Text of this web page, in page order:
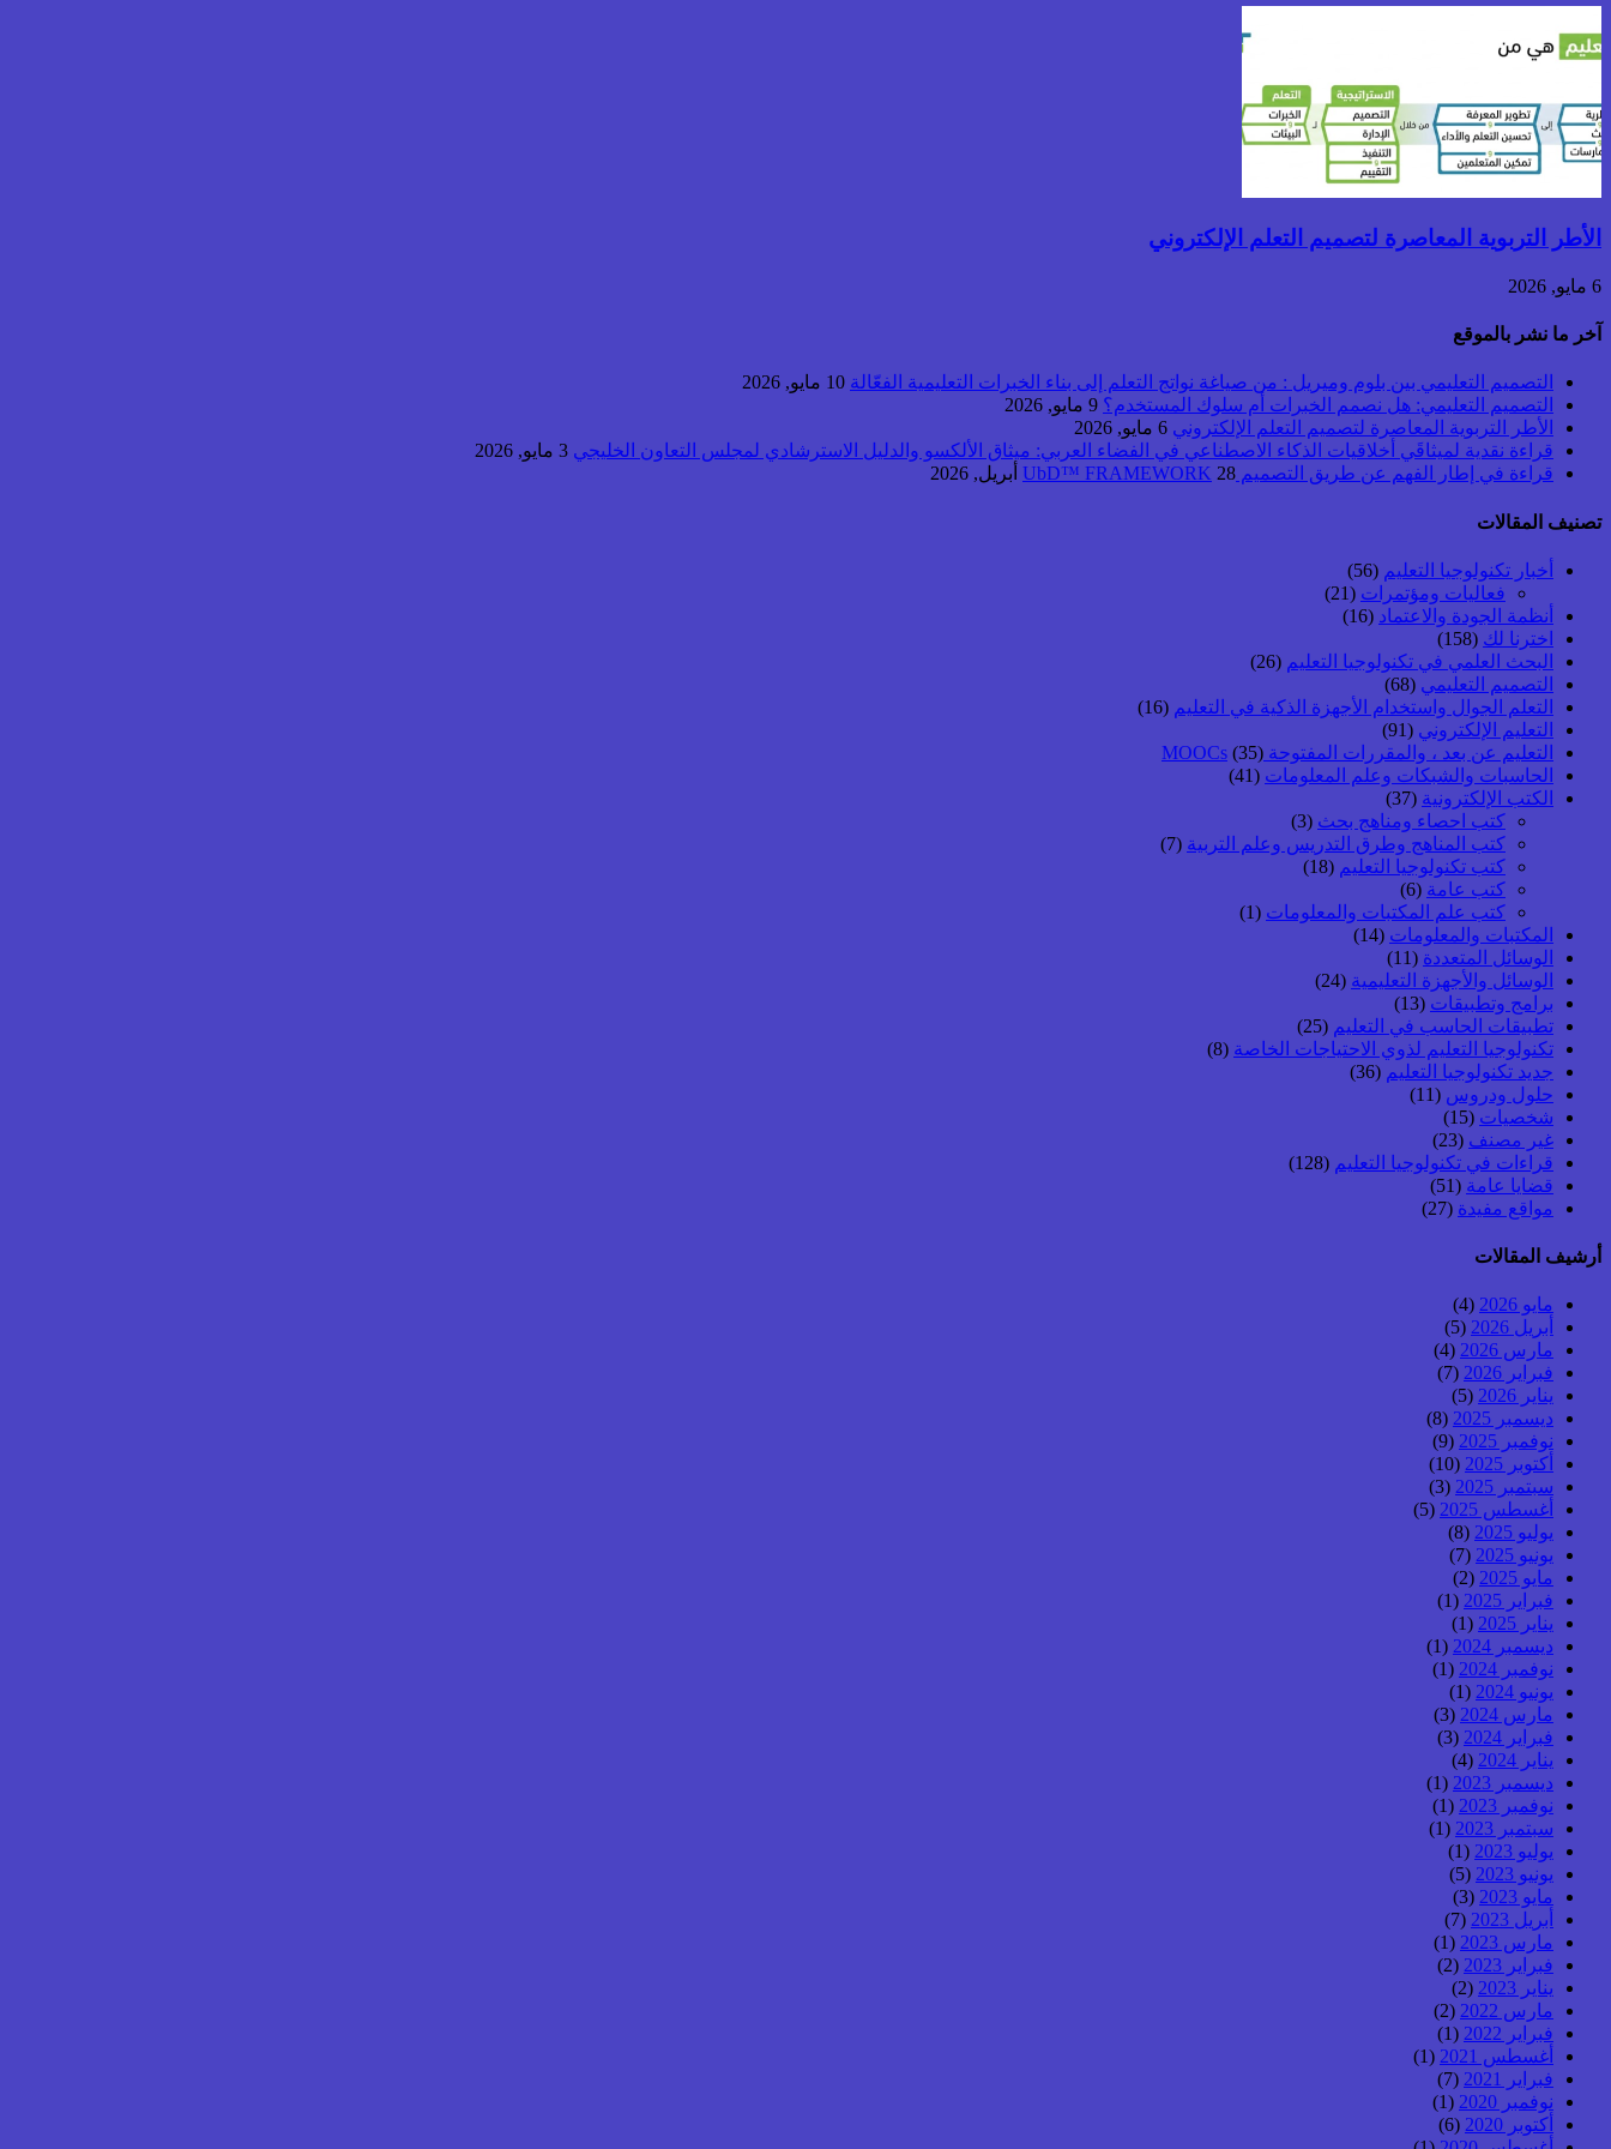
الأطر التربوية المعاصرة لتصميم التعلم الإلكتروني
6 مايو, 2026
آخر ما نشر بالموقع
التصميم التعليمي بين بلوم وميريل : من صياغة نواتج التعلم إلى بناء الخبرات التعليمية الفعّالة 10 مايو, 2026
التصميم التعليمي: هل نصمم الخبرات أم سلوك المستخدم؟ 9 مايو, 2026
الأطر التربوية المعاصرة لتصميم التعلم الإلكتروني 6 مايو, 2026
قراءة نقدية لميثاقَي أخلاقيات الذكاء الاصطناعي في الفضاء العربي: ميثاق الألكسو والدليل الاسترشادي لمجلس التعاون الخليجي 3 مايو, 2026
قراءة في إطار الفهم عن طريق التصميم UbD™ FRAMEWORK 28 أبريل, 2026
تصنيف المقالات
أخبار تكنولوجيا التعليم (56)
فعاليات ومؤتمرات (21)
أنظمة الجودة والاعتماد (16)
اخترنا لك (158)
البحث العلمي في تكنولوجيا التعليم (26)
التصميم التعليمي (68)
التعلم الجوال واستخدام الأجهزة الذكية في التعليم (16)
التعليم الإلكتروني (91)
التعليم عن بعد ، والمقررات المفتوحة MOOCs (35)
الحاسبات والشبكات وعلم المعلومات (41)
الكتب الإلكترونية (37)
كتب احصاء ومناهج بحث (3)
كتب المناهج وطرق التدريس وعلم التربية (7)
كتب تكنولوجيا التعليم (18)
كتب عامة (6)
كتب علم المكتبات والمعلومات (1)
المكتبات والمعلومات (14)
الوسائل المتعددة (11)
الوسائل والأجهزة التعليمية (24)
برامج وتطبيقات (13)
تطبيقات الحاسب في التعليم (25)
تكنولوجيا التعليم لذوي الاحتياجات الخاصة (8)
جديد تكنولوجيا التعليم (36)
حلول ودروس (11)
شخصيات (15)
غير مصنف (23)
قراءات في تكنولوجيا التعليم (128)
قضايا عامة (51)
مواقع مفيدة (27)
أرشيف المقالات
مايو 2026
(4)
أبريل 2026
(5)
مارس 2026
(4)
فبراير 2026
(7)
يناير 2026
(5)
ديسمبر 2025
(8)
نوفمبر 2025
(9)
أكتوبر 2025
(10)
سبتمبر 2025
(3)
أغسطس 2025
(5)
يوليو 2025
(8)
يونيو 2025
(7)
مايو 2025
(2)
فبراير 2025
(1)
يناير 2025
(1)
ديسمبر 2024
(1)
نوفمبر 2024
(1)
يونيو 2024
(1)
مارس 2024
(3)
فبراير 2024
(3)
يناير 2024
(4)
ديسمبر 2023
(1)
نوفمبر 2023
(1)
سبتمبر 2023
(1)
يوليو 2023
(1)
يونيو 2023
(5)
مايو 2023
(3)
أبريل 2023
(7)
مارس 2023
(1)
فبراير 2023
(2)
يناير 2023
(2)
مارس 2022
(2)
فبراير 2022
(1)
أغسطس 2021
(1)
فبراير 2021
(7)
نوفمبر 2020
(1)
أكتوبر 2020
(6)